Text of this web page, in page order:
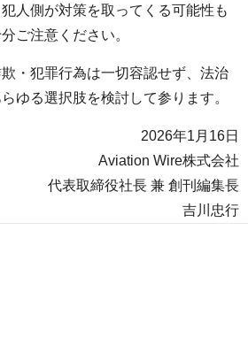
人側が対策を取ってくる可能性も
ご注意ください。
・犯罪行為は一切容認せず、法治
ゆる選択肢を検討して参ります。
2026年1月16日
Aviation Wire株式会社
代表取締役社長 兼 創刊編集長
吉川忠行